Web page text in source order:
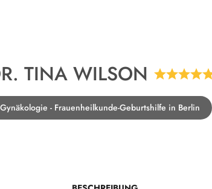
TINA WILSON
Gynäkologie - Frauenheilkunde-Geburtshilfe in Berlin